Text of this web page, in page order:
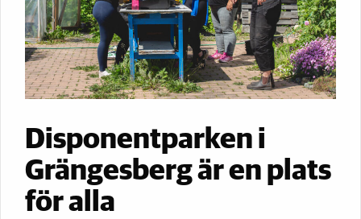
Disponentparken i
Grängesberg är en plats
för alla